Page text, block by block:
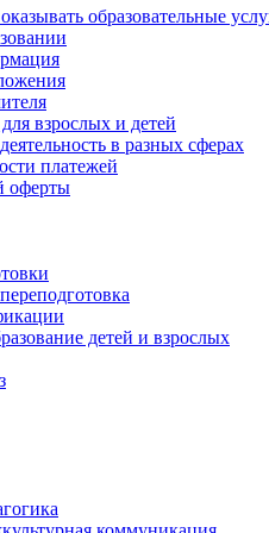
образовательные
взрослых и детей
в разных сферах
платежей
оферты
детей и взрослых